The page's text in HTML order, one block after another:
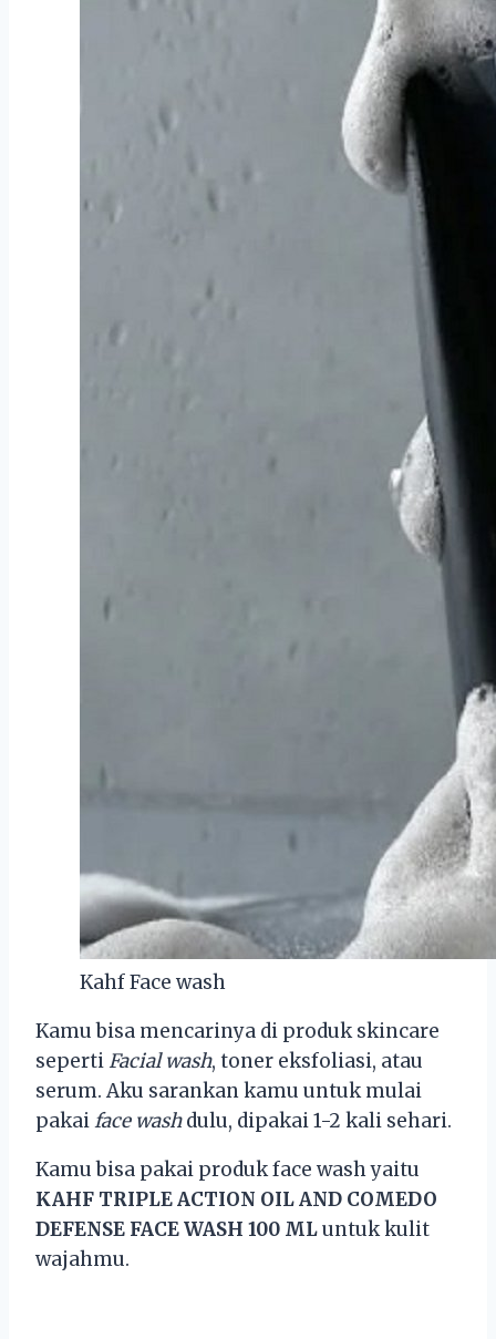
Kahf Face wash
Kamu bisa mencarinya di produk skincare
seperti Facial wash, toner eksfoliasi, atau
serum. Aku sarankan kamu untuk mulai
pakaiface washdulu, dipakai 1-2 kali sehari.
Kamu bisa pakai produk face wash yaitu
KAHF TRIPLE ACTION OIL AND COMEDO
DEFENSE FACE WASH 100 MLuntuk kulit
wajahmu.